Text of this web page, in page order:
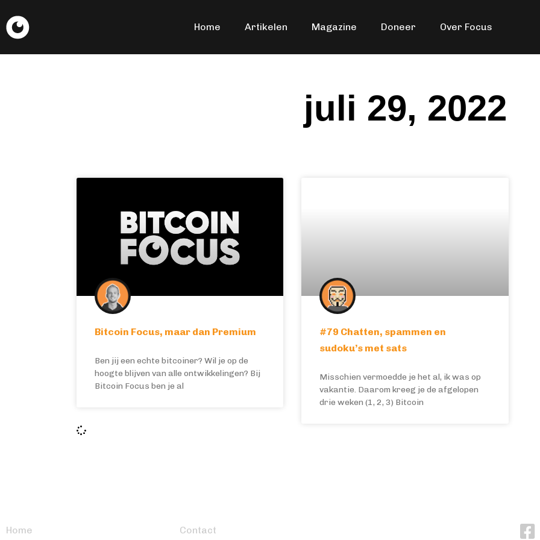
Home Artikelen Magazine Doneer Over Focus
juli 29, 2022
Bitcoin Focus, maar dan Premium
Ben jij een echte bitcoiner? Wil je op de
hoogte blijven van alle ontwikkelingen? Bij
Bitcoin Focus ben je al
#79 Chatten, spammen en
sudoku’s met sats
Misschien vermoedde je het al, ik was op
vakantie. Daarom kreeg je de afgelopen
drie weken (1, 2, 3) Bitcoin
Home
Contact